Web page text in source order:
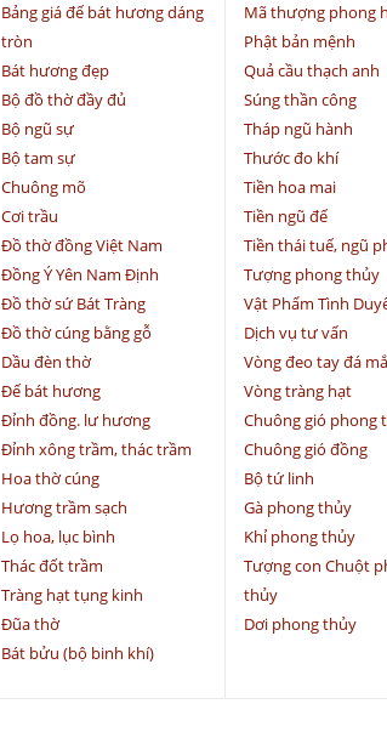
Bảng giá đế bát hương dáng
tròn
Bát hương đẹp
Bộ đồ thờ đầy đủ
Bộ ngũ sự
Bộ tam sự
Chuông mõ
Cơi trầu
Đồ thờ đồng Việt Nam
Đồng Ý Yên Nam Định
Đồ thờ sứ Bát Tràng
Đồ thờ cúng bằng gỗ
Dầu đèn thờ
Đế bát hương
Đỉnh đồng. lư hương
Đỉnh xông trầm, thác trầm
Hoa thờ cúng
Hương trầm sạch
Lọ hoa, lục bình
Thác đốt trầm
Tràng hạt tụng kinh
Đũa thờ
Bát bửu (bộ binh khí)
Mã thượng phong
Phật bản mệnh
Quả cầu thạch anh
Súng thần công
Tháp ngũ hành
Thước đo khí
Tiền hoa mai
Tiền ngũ đế
Tiền thái tuế, ngũ
Tượng phong thủy
Vật Phẩm Tình
Dịch vụ tư vấn
Vòng đeo tay đá
Vòng tràng hạt
Chuông gió phong
Chuông gió đồng
Bộ tứ linh
Gà phong thủy
Khỉ phong thủy
Tượng con Chuột
thủy
Dơi phong thủy